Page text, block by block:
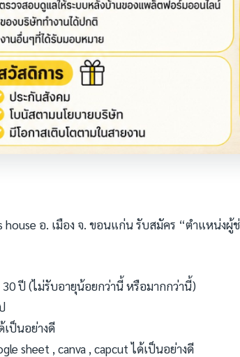
house อ. เมือง จ. ขอนแก่น รับสมัคร “ตำแหน่งผู้
30 ปี (ไม่รับอายุน้อยกว่านี้ หรือมากกว่านี้)
เป็นอย่างดี
sheet , canva , capcut ได้เป็นอย่างดี